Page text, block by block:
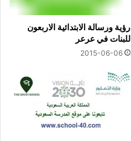
رؤية ورسالة الابتدائية الاربعون
للبنات في عرعر
2015-06-06